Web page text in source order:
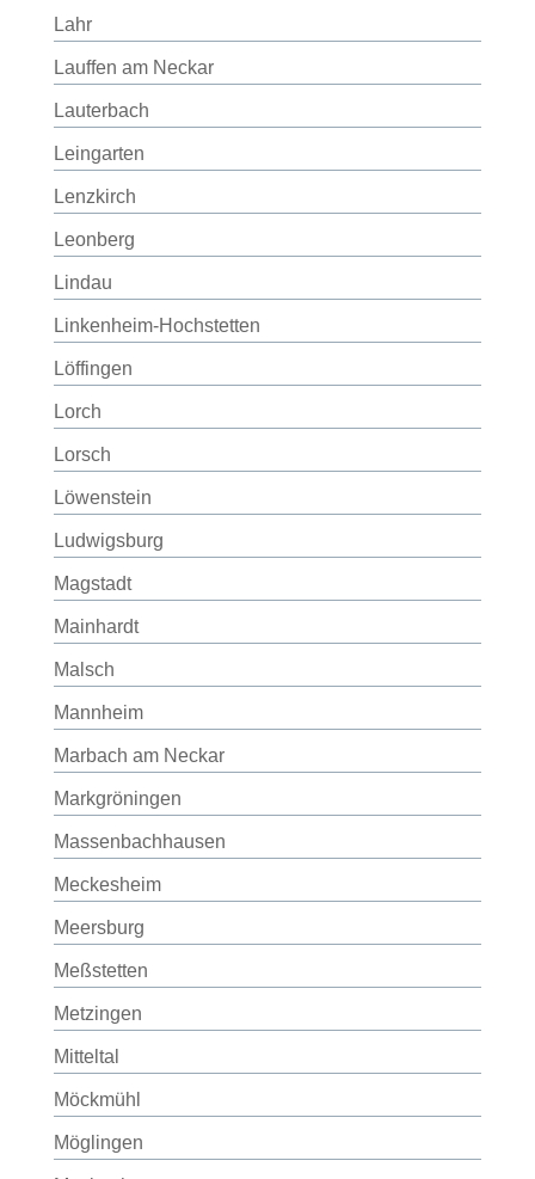
Lahr
Lauffen am Neckar
Lauterbach
Leingarten
Lenzkirch
Leonberg
Lindau
Linkenheim-Hochstetten
Löffingen
Lorch
Lorsch
Löwenstein
Ludwigsburg
Magstadt
Mainhardt
Malsch
Mannheim
Marbach am Neckar
Markgröningen
Massenbachhausen
Meckesheim
Meersburg
Meßstetten
Metzingen
Mitteltal
Möckmühl
Möglingen